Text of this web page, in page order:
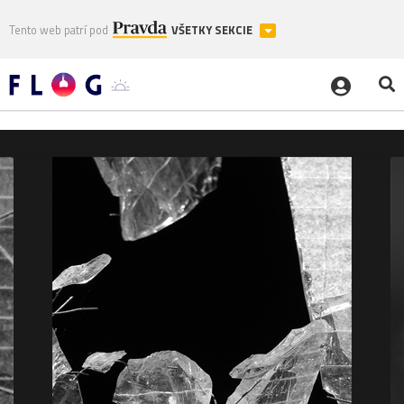
Tento web patrí pod VŠETKY SEKCIE